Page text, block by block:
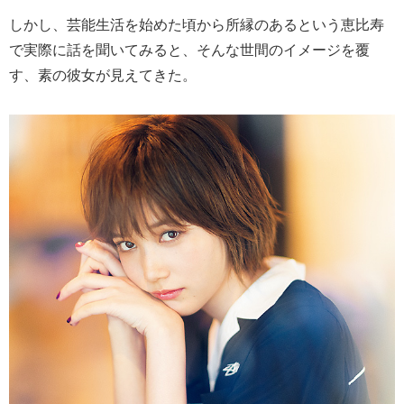
しかし、芸能生活を始めた頃から所縁のあるという恵比寿
で実際に話を聞いてみると、そんな世間のイメージを覆
す、素の彼女が見えてきた。